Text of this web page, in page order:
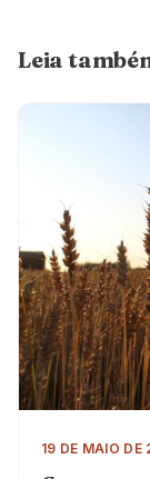
Leia
19 DE MAIO DE